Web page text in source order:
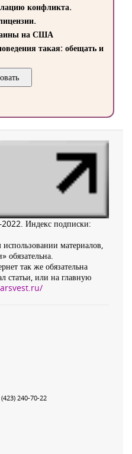
конфликта.
на США
такая: обещать и
Индекс подписки:
материалов,
обязательна.
так же обязательна
статьи, или на главную
240-70-22